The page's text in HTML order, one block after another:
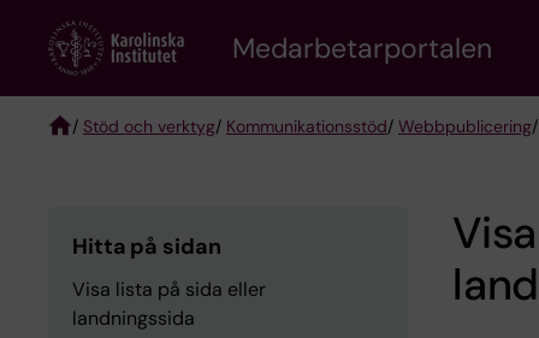
content
Medarbetarportalen
/ Stöd och verktyg/ Kommunikationsstöd/ Webbpublicering
Hitta på sidan
Visa lista på sida eller
landningssida